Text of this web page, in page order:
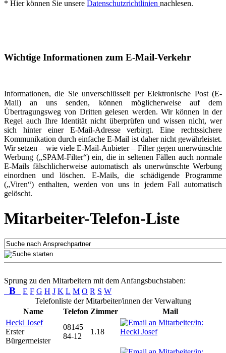
* Hier können Sie unsere Datenschutzrichtlinien nachlesen.
Wichtige Informationen zum E-Mail-Verkehr
Informationen, die Sie unverschlüsselt per Elektronische Post (E-
Mail) an uns senden, können möglicherweise auf dem
Übertragungsweg von Dritten gelesen werden. Wir können in der
Regel auch Ihre Identität nicht überprüfen und wissen nicht, wer
sich hinter einer E-Mail-Adresse verbirgt. Eine rechtssichere
Kommunikation durch einfache E-Mail ist daher nicht gewährleistet.
Wir setzen – wie viele E-Mail-Anbieter – Filter gegen unerwünschte
Werbung („SPAM-Filter“) ein, die in seltenen Fällen auch normale
E-Mails fälschlicherweise automatisch als unerwünschte Werbung
einordnen und löschen. E-Mails, die schädigende Programme
(„Viren“) enthalten, werden von uns in jedem Fall automatisch
gelöscht.
Mitarbeiter-Telefon-Liste
Sprung zu den Mitarbeitern mit dem Anfangsbuchstaben:
B E F G H J K L M O R S W
Telefonliste der Mitarbeiter/innen der Verwaltung
Name
Telefon Zimmer
Mail
Heckl Josef
Erster
Bürgermeister
08145
84-12
1.18